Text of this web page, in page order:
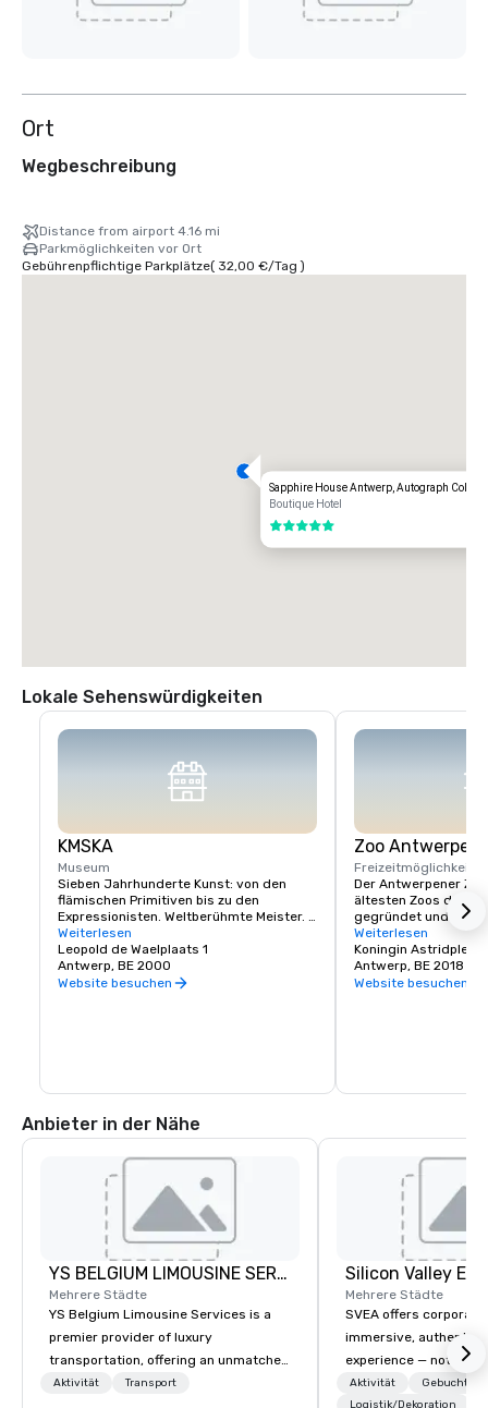
Ort
Wegbeschreibung
Distance from airport 4.16 mi
Parkmöglichkeiten vor Ort
Gebührenpflichtige Parkplätze( 32,00 €/Tag )
Sapphire House Antwerp, Autograph
Boutique Hotel
5 von 5
Lokale Sehenswürdigkeiten
KMSKA
Museum
Sieben Jahrhunderte Kunst: von den
flämischen Primitiven bis zu den
Expressionisten. Weltberühmte Meister.
Die größten und wichtigsten
Sammlungen von James Ensor und Rik
Wouters. Doch das Königliche Museum
der Schönen Künste in Antwerpen ist viel
Weiterlesen
Leopold de Waelplaats 1
Antwerp, BE 2000
Website besuchen
Zoo Antwerpen
Freizeitmöglichkeiten
Der Antwerpener
ältesten Zoos der
gegründet und
der Stadt neben
Zoo ist bekannt für
Gebäude und
Tierlebensräume,
Weiterlesen
Koningin Astridplein
Antwerp, BE 2018
Website besuchen
Anbieter in der Nähe
YS BELGIUM LIMOUSINE SERVICES
Mehrere Städte
YS Belgium Limousine Services is a
premier provider of luxury
transportation, offering an unmatched
blend of elegance, professionalism,
Aktivität Transport
Mehrere Städte
SVEA offers
immersive, authentic
experience — not a
transformation. We
Aktivität
Gebuchte
Logistik/Dekoration